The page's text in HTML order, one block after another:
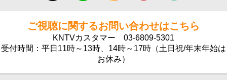
ご視聴に関するお問い合わせはこちら
KNTVカスタマー 03-6809-5301
受付時間：平日11時～13時、14時～17時（土日祝/年末年始は
お休み）